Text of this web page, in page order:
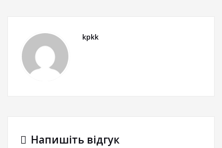
kpkk
Напишіть відгук